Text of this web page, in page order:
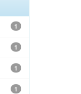
1
1
1
1